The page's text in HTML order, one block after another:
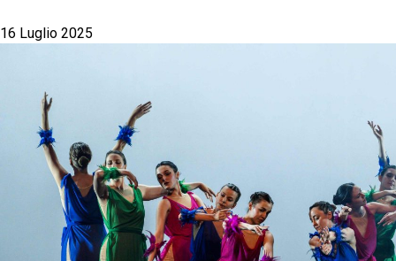
16 Luglio 2025